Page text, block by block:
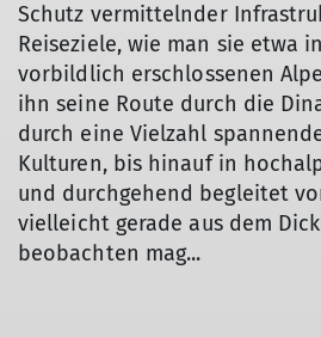
Schutz vermittelnder
Reiseziele, wie man sie etwa
vorbildlich erschlossenen
ihn seine Route durch die
durch eine Vielzahl
Kulturen, bis hinauf in
und durchgehend begleitet
vielleicht gerade aus dem
beobachten mag...